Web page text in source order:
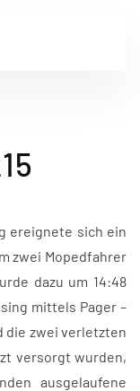
ereignete sich ein
zwei Mopedfahrer
dazu um 14:48
mittels Pager –
die zwei verletzten
versorgt wurden,
ausgelaufene